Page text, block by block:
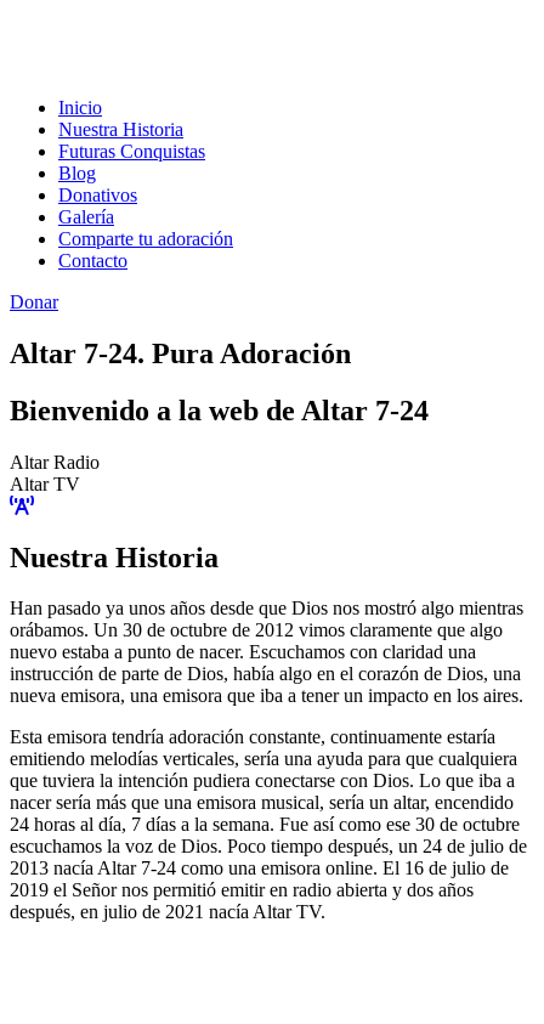
Inicio
Nuestra Historia
Futuras Conquistas
Blog
Donativos
Galería
Comparte tu adoración
Contacto
Donar
Altar 7-24. Pura Adoración
Bienvenido a la web de Altar 7-24
Altar Radio
Altar TV
Nuestra Historia
Han pasado ya unos años desde que Dios nos mostró algo mientras
orábamos. Un 30 de octubre de 2012 vimos claramente que algo
nuevo estaba a punto de nacer. Escuchamos con claridad una
instrucción de parte de Dios, había algo en el corazón de Dios, una
nueva emisora, una emisora que iba a tener un impacto en los aires.
Esta emisora tendría adoración constante, continuamente estaría
emitiendo melodías verticales, sería una ayuda para que cualquiera
que tuviera la intención pudiera conectarse con Dios. Lo que iba a
nacer sería más que una emisora musical, sería un altar, encendido
24 horas al día, 7 días a la semana. Fue así como ese 30 de octubre
escuchamos la voz de Dios. Poco tiempo después, un 24 de julio de
2013 nacía Altar 7-24 como una emisora online. El 16 de julio de
2019 el Señor nos permitió emitir en radio abierta y dos años
después, en julio de 2021 nacía Altar TV.